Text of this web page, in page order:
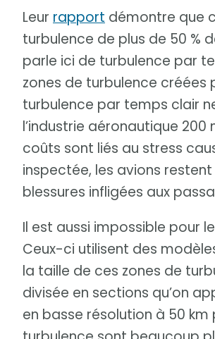
Leur rapport démontre que
turbulence de plus de 50 %
parle ici de turbulence par
zones de turbulence créées
turbulence par temps clair
l’industrie aéronautique
coûts sont liés au stress
inspectée, les avions
blessures infligées aux
Il est aussi impossible pour
Ceux-ci utilisent des
la taille de ces zones de
divisée en sections qu’on
en basse résolution à 50 km